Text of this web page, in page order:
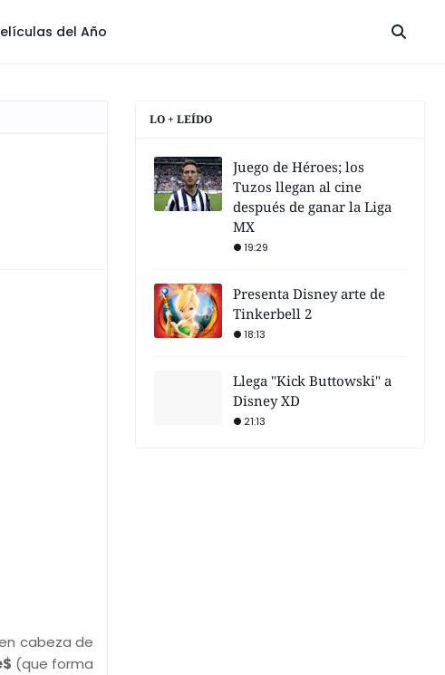
del Año
cabeza de
(que forma
LO + LEÍDO
Juego de Héroes; los
Tuzos llegan al cine
después de ganar la Liga
MX
19:29
Presenta Disney arte de
Tinkerbell 2
18:13
Llega "Kick Buttowski" a
Disney XD
21:13